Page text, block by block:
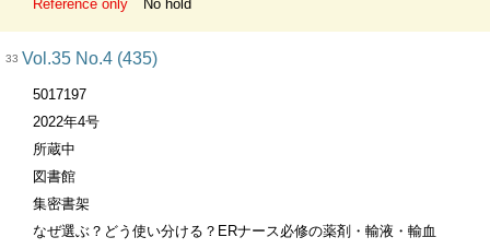
Reference only No hold
33 Vol.35 No.4 (435)
5017197
2022年4号
所蔵中
図書館
集密書架
なぜ選ぶ？どう使い分ける？ERナース必修の薬剤・輸液・輸血